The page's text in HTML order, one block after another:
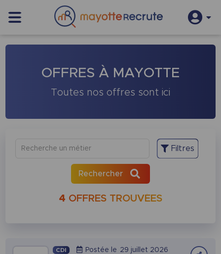
OFFRES À MAYOTTE
Toutes nos offres sont ici
Recherche un métier Filtres
Rechercher
4 OFFRES TROUVÉES
CDI Postée le 29 juillet 2026